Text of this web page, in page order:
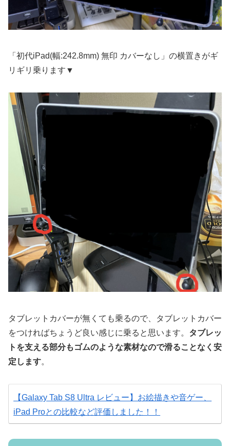
「初代iPad(幅:242.8mm) 無印 カバーなし」の横置きがギ
リギリ乗ります▼
タブレットカバーが無くても乗るので、タブレットカバー
をつければちょうど良い感じに乗ると思います。 タブレッ
トを支える部分もゴムのような素材なので滑ることなく安
定します。
【Galaxy Tab S8 Ultra レビュー】お絵描きや音ゲー、
iPad Proとの比較など評価しました！！